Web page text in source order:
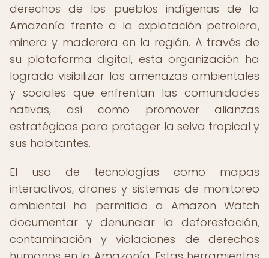
derechos de los pueblos indígenas de la
Amazonía frente a la explotación petrolera,
minera y maderera en la región. A través de
su plataforma digital, esta organización ha
logrado visibilizar las amenazas ambientales
y sociales que enfrentan las comunidades
nativas, así como promover alianzas
estratégicas para proteger la selva tropical y
sus habitantes.
El uso de tecnologías como mapas
interactivos, drones y sistemas de monitoreo
ambiental ha permitido a Amazon Watch
documentar y denunciar la deforestación,
contaminación y violaciones de derechos